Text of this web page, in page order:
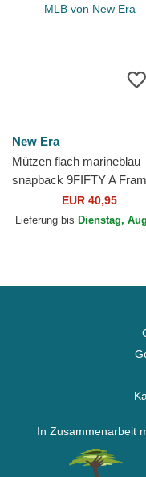
New Era
Mützen flach marineblau
snapback 9FIFTY A
Historic der New York
Yankees MLB von New
EUR 40,95
Lieferung bis Dienstag,
In Zusammenarbeit